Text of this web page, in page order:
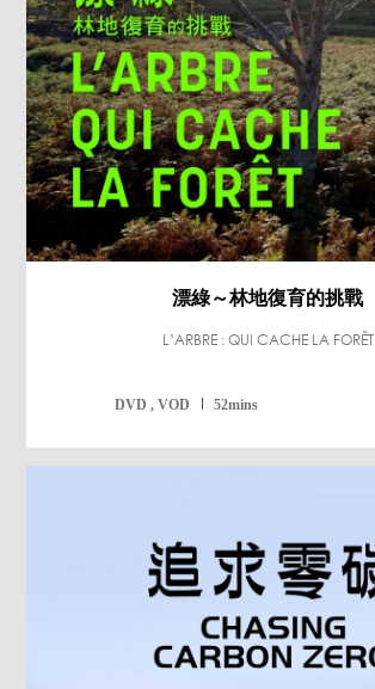
漂綠～林地復育的挑戰
L’ARBRE : QUI CACHE LA FORÊT
DVD , VOD 52mins